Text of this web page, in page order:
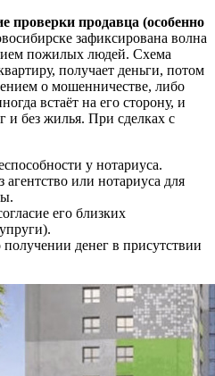
продавца (особенно
зафиксирована волна
пожилых людей. Схема
получает деньги, потом
о мошенничестве, либо
встаёт на его сторону, и
и без жилья. При сделках с
у нотариуса.
агентство или нотариуса для
его близких
денег в присутствии